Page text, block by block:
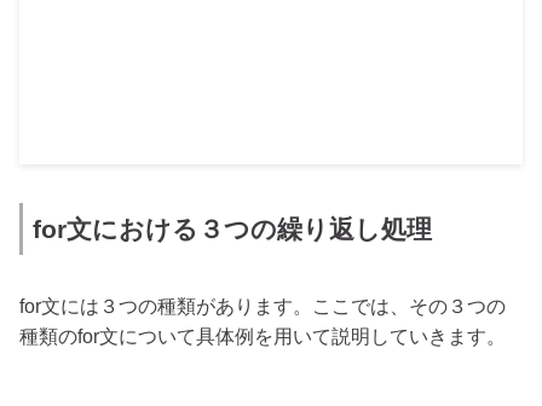
for文における３つの繰り返し処理
for文には３つの種類があります。ここでは、その３つの
種類のfor文について具体例を用いて説明していきます。